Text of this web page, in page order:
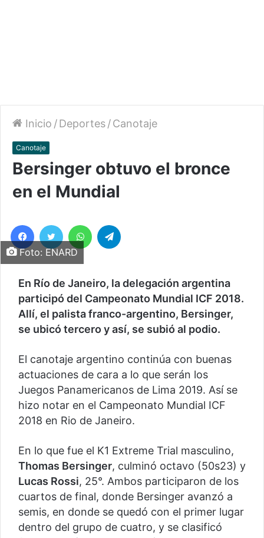
Inicio /Deportes/Canotaje
Canotaje
Bersinger obtuvo el bronce
en el Mundial
Foto: ENARD
En Río de Janeiro, la delegación argentina
participó del Campeonato Mundial ICF 2018.
Allí, el palista franco-argentino, Bersinger,
se ubicó tercero y así, se subió al podio.
El canotaje argentino continúa con buenas
actuaciones de cara a lo que serán los
Juegos Panamericanos de Lima 2019. Así se
hizo notar en el Campeonato Mundial ICF
2018 en Rio de Janeiro.
En lo que fue el K1 Extreme Trial masculino,
Thomas Bersinger, culminó octavo (50s23) y
Lucas Rossi, 25°. Ambos participaron de los
cuartos de final, donde Bersinger avanzó a
semis, en donde se quedó con el primer lugar
dentro del grupo de cuatro, y se clasificó